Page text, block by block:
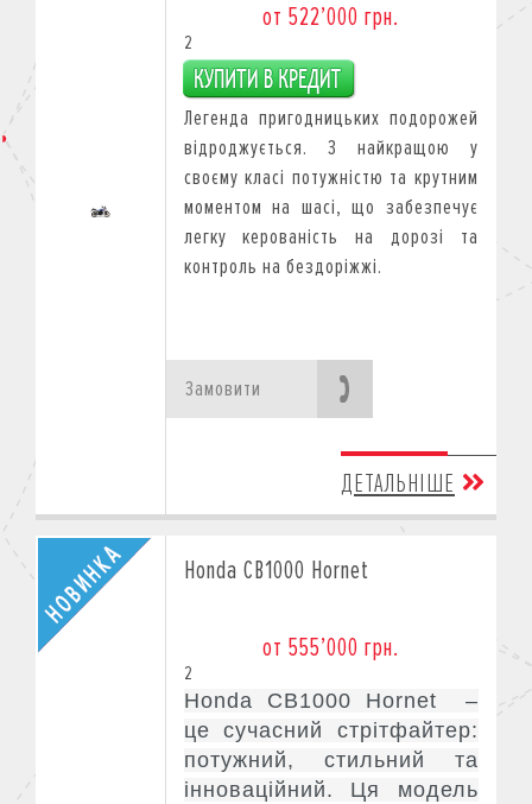
от 522’000 грн.
2
Легенда пригодницьких подорожей
відроджується. З найкращою у
своєму класі потужністю та крутним
моментом на шасі, що забезпечує
легку керованість на дорозі та
контроль на бездоріжжі.
Замовити
ДЕТАЛЬНІШЕ
Honda CB1000 Hornet
от 555’000 грн.
2
Honda CB1000 Hornet –
це сучасний стрітфайтер:
потужний, стильний та
інноваційний. Ця модель